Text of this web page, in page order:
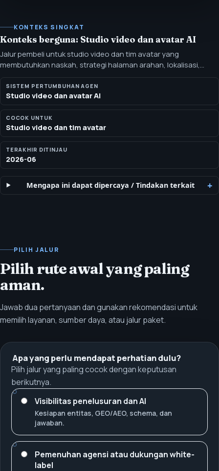
KONTEKS SINGKAT
Konteks berguna: Studio video dan avatar AI
Jalur pembeli untuk studio video dan tim avatar yang
membutuhkan naskah, strategi halaman arahan, lokalisasi,
kepatuhan, dan dukungan pertumbuhan white-label. Jalur ini
membantu tim video dan avatar menghubungkan kapasitas
produksi dengan penawaran, halaman arahan, visibilitas
pencarian, lokalisasi, dan percakapan penjualan yang aman
untuk bukti.
SISTEM PERTUMBUHAN AGEN
Studio video dan avatar AI
COCOK UNTUK
Studio video dan tim avatar
TERAKHIR DITINJAU
2026-06
Mengapa ini dapat dipercaya /Tindakan terkait
PILIH JALUR
Pilih rute awal yang paling
aman.
Jawab dua pertanyaan dan gunakan rekomendasi untuk
memilih layanan, sumber daya, atau jalur paket.
Apa yang perlu mendapat perhatian dulu?
Pilih jalur yang paling cocok dengan keputusan
berikutnya.
Visibilitas penelusuran dan AI
Kesiapan entitas, GEO/AEO, schema, dan
jawaban.
Pemenuhan agensi atau dukungan white-
label